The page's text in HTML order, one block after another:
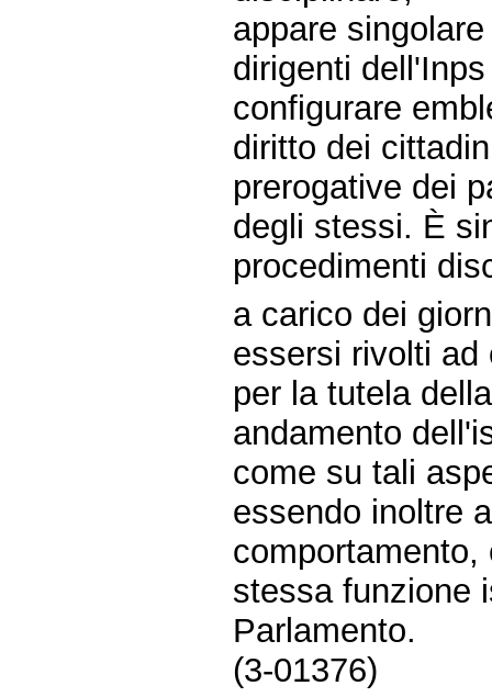
appare
dirigenti
configurare
diritto dei
prerogative dei
degli stessi. È
procedimenti
a carico dei
essersi rivolti ad
per la tutela
andamento
come su tali
essendo inoltre
stessa funzione
Parlamento.
(3-01376)